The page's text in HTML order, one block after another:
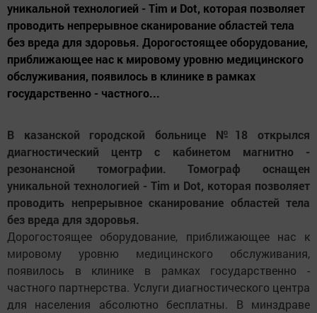
уникальной технологией - Tim и Dot, которая позволяет
проводить непрерывное сканирование областей тела
без вреда для здоровья. Дорогостоящее оборудование,
приближающее нас к мировому уровню медицинского
обслуживания, появилось в клинике в рамках
государственно - частного...
В казанской городской больнице №18 открылся
диагностический центр с кабинетом магнитно -
резонансной томографии. Томограф оснащен
уникальной технологией - Tim и Dot, которая позволяет
проводить непрерывное сканирование областей тела
без вреда для здоровья.
Дорогостоящее оборудование, приближающее нас к
мировому уровню медицинского обслуживания,
появилось в клинике в рамках государственно -
частного партнерства. Услуги диагностического центра
для населения абсолютно бесплатны. В минздраве